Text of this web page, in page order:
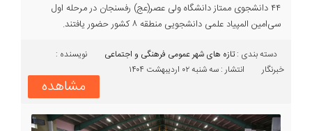
۴۴ دانشجوی ممتاز دانشگاه ولی عصر(عج) رفسنجان در مرحله اول
سی‌امین المپیاد علمی دانشجویی منطقه ۸ کشور حضور یافتند.
دسته بندی :‌تازه های شهرعمومی فرهنگی و اجتماعی
نویسنده :
خبرنگار
انتشار : سه شنبه ۰۲ اردیبهشت ۱۴۰۴
مشاهده